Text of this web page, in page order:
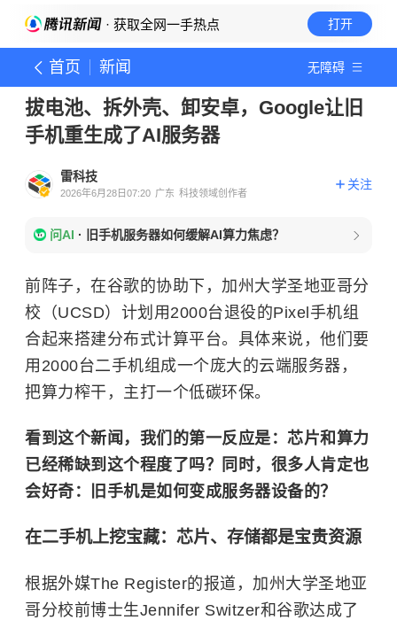
· 获取全网一手热点 打开
首页 新闻 无障碍
拔电池、拆外壳、卸安卓，Google让旧
手机重生成了AI服务器
雷科技
2026年6月28日07:20 广东 科技领域创作者
关注
问AI · 旧手机服务器如何缓解AI算力焦虑？
前阵子，在谷歌的协助下，加州大学圣地亚哥分
校（UCSD）计划用2000台退役的Pixel手机组
合起来搭建分布式计算平台。具体来说，他们要
用2000台二手机组成一个庞大的云端服务器，
把算力榨干，主打一个低碳环保。
看到这个新闻，我们的第一反应是：芯片和算力
已经稀缺到这个程度了吗？同时，很多人肯定也
会好奇：旧手机是如何变成服务器设备的？
在二手机上挖宝藏：芯片、存储都是宝贵资源
根据外媒The Register的报道，加州大学圣地亚
哥分校前博士生Jennifer Switzer和谷歌达成了